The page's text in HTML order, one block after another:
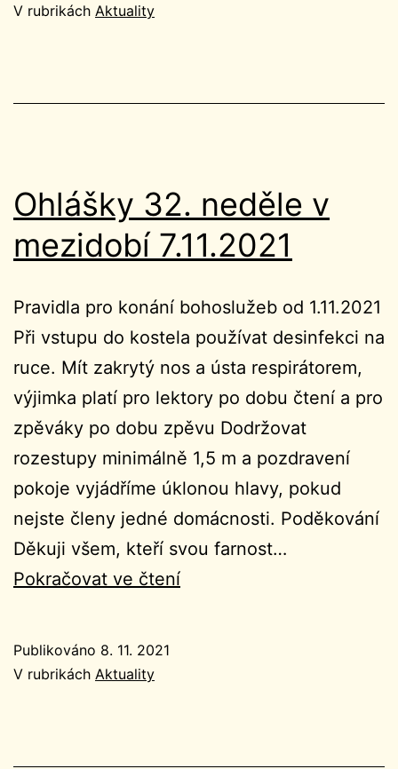
V rubrikách Aktuality
Ohlášky 32. neděle v
mezidobí 7.11.2021
Pravidla pro konání bohoslužeb od 1.11.2021
Při vstupu do kostela používat desinfekci na
ruce. Mít zakrytý nos a ústa respirátorem,
výjimka platí pro lektory po dobu čtení a pro
zpěváky po dobu zpěvu Dodržovat
rozestupy minimálně 1,5 m a pozdravení
pokoje vyjádříme úklonou hlavy, pokud
nejste členy jedné domácnosti. Poděkování
Děkuji všem, kteří svou farnost…
Pokračovat ve čteníOhlášky
Publikováno 8. 11. 2021
V rubrikách Aktuality